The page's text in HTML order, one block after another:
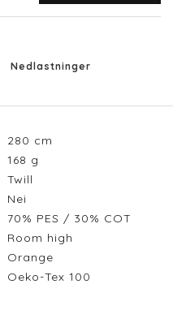
Nedlastninger
280 cm
168 g
Twill
Nei
70% PES / 30% COT
Room high
Orange
Oeko-Tex 100